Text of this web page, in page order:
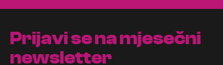
Prijavi se na mjesečni
newsletter